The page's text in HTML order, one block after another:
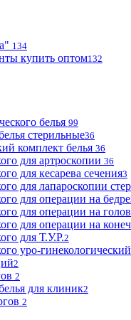
134
купить оптом132
белья 99
стерильные36
комплект белья 36
для артроскопии 36
для кесарева сечения3
для лапароскопии
для операции на бедре
для операции на
для операции на
для Т.У.Р.2
уро-гинекологический
2
2
для клиник2
2